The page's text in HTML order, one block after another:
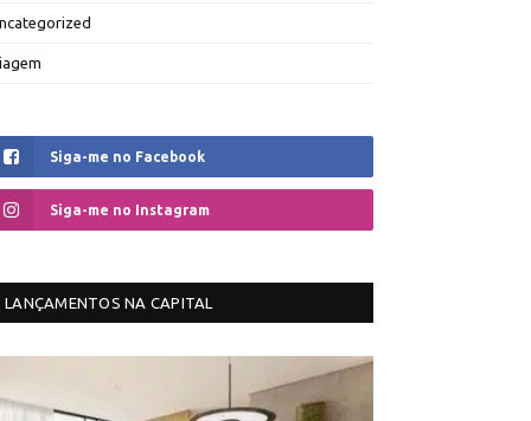
Siga-me no Facebook
Siga-me no Instagram
LANÇAMENTOS NA CAPITAL